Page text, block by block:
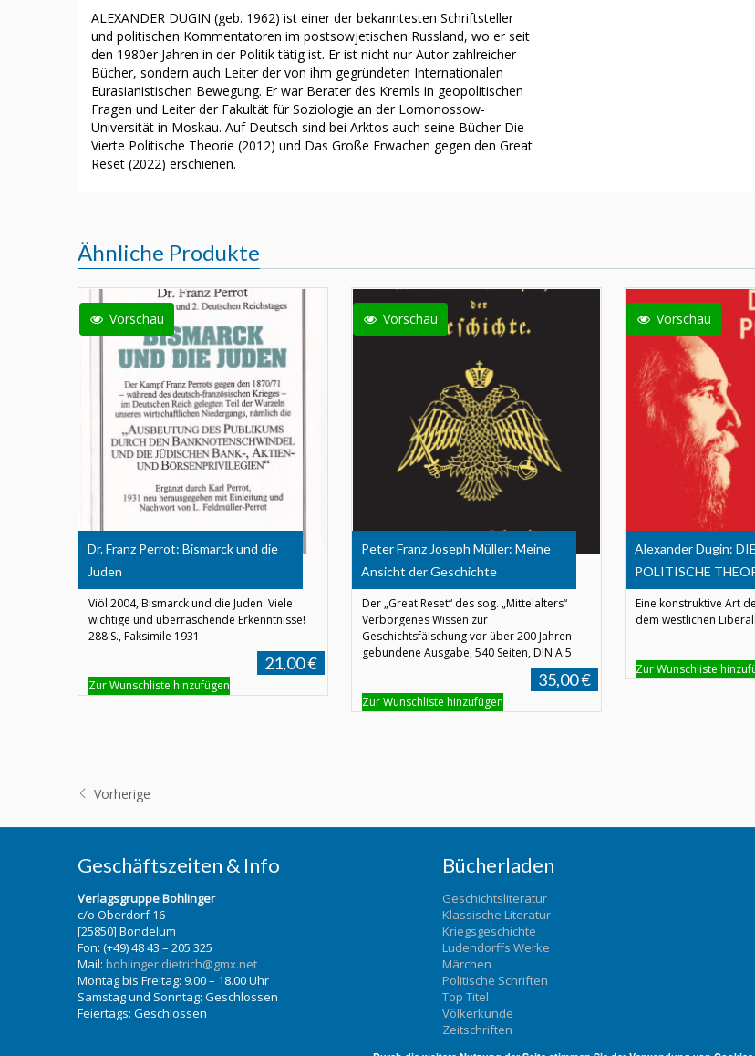
ALEXANDER DUGIN (geb. 1962) ist einer der bekanntesten Schriftsteller
und politischen Kommentatoren im postsowjetischen Russland, wo er seit
den 1980er Jahren in der Politik tätig ist. Er ist nicht nur Autor zahlreicher
Bücher, sondern auch Leiter der von ihm gegründeten Internationalen
Eurasianistischen Bewegung. Er war Berater des Kremls in geopolitischen
Fragen und Leiter der Fakultät für Soziologie an der Lomonossow-
Universität in Moskau. Auf Deutsch sind bei Arktos auch seine Bücher Die
Vierte Politische Theorie (2012) und Das Große Erwachen gegen den Great
Reset (2022) erschienen.
Ähnliche Produkte
Vorschau
Dr. Franz Perrot: Bismarck und die
Juden
Viöl 2004, Bismarck und die Juden. Viele
wichtige und überraschende Erkenntnisse!
288 S., Faksimile 1931
21,00 €
Zur Wunschliste hinzufügen
Vorschau
Peter Franz Joseph Müller: Meine
Ansicht der Geschichte
Der „Great Reset“ des sog. „Mittelalters“
Verborgenes Wissen zur
Geschichtsfälschung vor über 200 Jahren
gebundene Ausgabe, 540 Seiten, DIN A 5
35,00 €
Zur Wunschliste hinzufügen
Vorschau
Alexander Dugin:
POLITISCHE
Eine konstruktive Art
dem westlichen
Zur Wunschliste
Vorherige
Geschäftszeiten & Info
Verlagsgruppe Bohlinger
c/o Oberdorf 16
[25850] Bondelum
Fon: (+49) 48 43 – 205 325
Mail: bohlinger.dietrich@gmx.net
Montag bis Freitag: 9.00 – 18.00 Uhr
Samstag und Sonntag: Geschlossen
Feiertags: Geschlossen
Bücherladen
Geschichtsliteratur
Klassische Literatur
Kriegsgeschichte
Ludendorffs Werke
Märchen
Politische Schriften
Top Titel
Völkerkunde
Zeitschriften